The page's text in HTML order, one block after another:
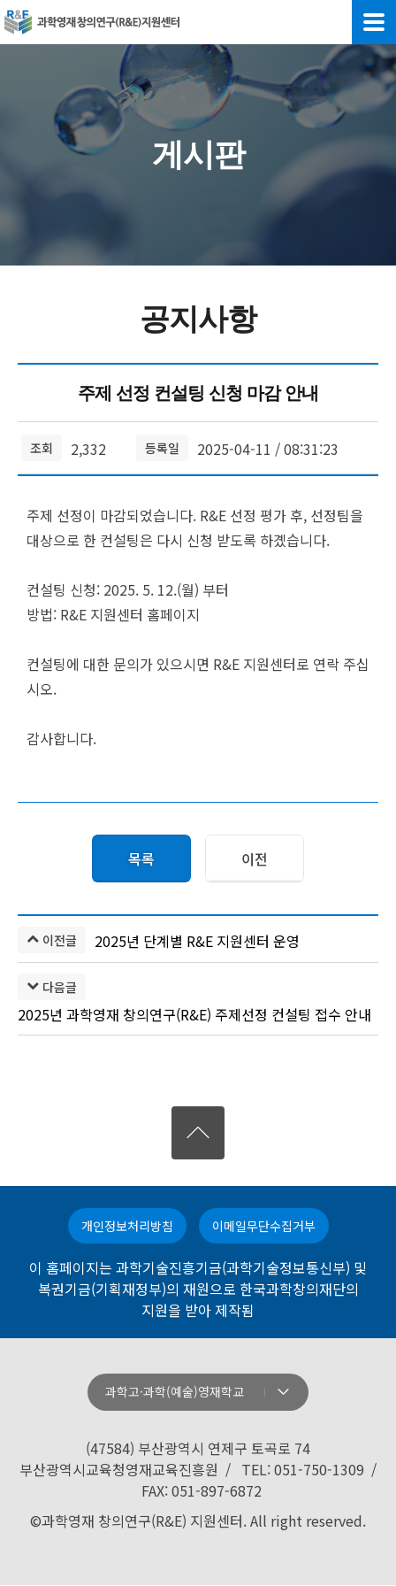
게시판
공지사항
주제 선정 컨설팅 신청 마감 안내
조회 2,332 등록일 2025-04-11 / 08:31:23
주제 선정이 마감되었습니다. R&E 선정 평가 후, 선정팀을
대상으로 한 컨설팅은 다시 신청 받도록 하곘습니다.
컨설팅 신청: 2025. 5. 12.(월) 부터
방법: R&E 지원센터 홈페이지
컨설팅에 대한 문의가 있으시면 R&E 지원센터로 연락 주십
시오.
감사합니다.
목록 이전
이전글 2025년 단계별 R&E 지원센터 운영
다음글
2025년 과학영재 창의연구(R&E) 주제선정 컨설팅 접수 안내
개인정보처리방침 이메일무단수집거부
이 홈페이지는 과학기술진흥기금(과학기술정보통신부) 및
복권기금(기획재정부)의 재원으로 한국과학창의재단의
지원을 받아 제작됨
과학고·과학(예술)영재학교
강원과학고등학교
경기북과학고등학교
경남과학고등학교
(47584) 부산광역시 연제구 토곡로 74
부산광역시교육청영재교육진흥원 / TEL: 051-750-1309 /
FAX: 051-897-6872
©과학영재 창의연구(R&E) 지원센터. All right reserved.